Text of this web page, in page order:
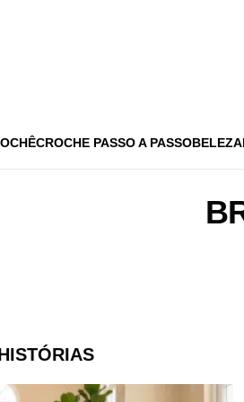
CROCHE PASSO A PASSOBELEZA